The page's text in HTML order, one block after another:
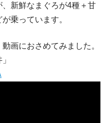
新鮮なまぐろが4種＋甘
乗っています。
画におさめてみました。